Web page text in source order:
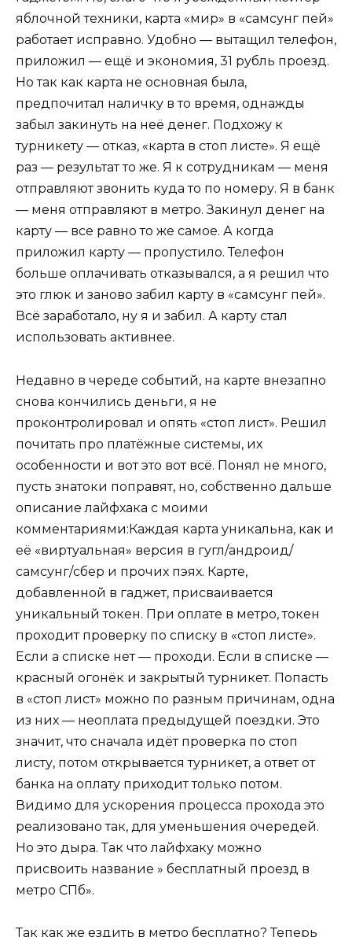
яблочной техники, карта «мир» в «самсунг пей»
работает исправно. Удобно — вытащил телефон,
приложил — ещё и экономия, 31 рубль проезд.
Но так как карта не основная была,
предпочитал наличку в то время, однажды
забыл закинуть на неё денег. Подхожу к
турникету — отказ, «карта в стоп листе». Я ещё
раз — результат то же. Я к сотрудникам — меня
отправляют звонить куда то по номеру. Я в банк
— меня отправляют в метро. Закинул денег на
карту — все равно то же самое. А когда
приложил карту — пропустило. Телефон
больше оплачивать отказывался, а я решил что
это глюк и заново забил карту в «самсунг пей».
Всё заработало, ну я и забил. А карту стал
использовать активнее.
Недавно в череде событий, на карте внезапно
снова кончились деньги, я не
проконтролировал и опять «стоп лист». Решил
почитать про платёжные системы, их
особенности и вот это вот всё. Понял не много,
пусть знатоки поправят, но, собственно дальше
описание лайфхака с моими
комментариями:Каждая карта уникальна, как и
её «виртуальная» версия в гугл/андроид/
самсунг/сбер и прочих пэях. Карте,
добавленной в гаджет, присваивается
уникальный токен. При оплате в метро, токен
проходит проверку по списку в «стоп листе».
Если а списке нет — проходи. Если в списке —
красный огонёк и закрытый турникет. Попасть
в «стоп лист» можно по разным причинам, одна
из них — неоплата предыдущей поездки. Это
значит, что сначала идёт проверка по стоп
листу, потом открывается турникет, а ответ от
банка на оплату приходит только потом.
Видимо для ускорения процесса прохода это
реализовано так, для уменьшения очередей.
Но это дыра. Так что лайфхаку можно
присвоить название » бесплатный проезд в
метро СПб».
Так как же ездить в метро бесплатно? Теперь